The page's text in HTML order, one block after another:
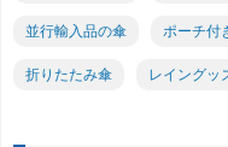
並行輸入品の傘 ポーチ付
折りたたみ傘 レイングッ